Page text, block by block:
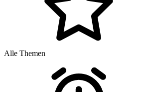
Alle Themen